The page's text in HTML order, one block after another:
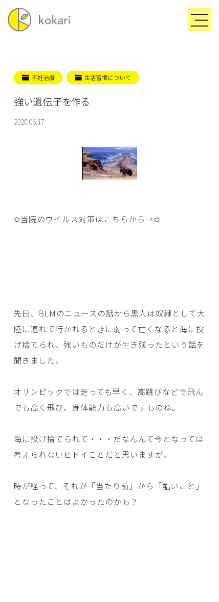
不妊治療 生活習慣について
強い遺伝子を作る
2020.06.17
✩当院のウイルス対策はこちらから→✩
先日、BLMのニュースの話から黒人は奴隷として大
陸に連れて行かれるときに弱って亡くなると海に投
げ捨てられ、強いものだけが生き残ったという話を
聞きました。
オリンピックでは走っても早く、高跳びなどで飛ん
でも高く飛び、身体能力も高いですものね。
海に投げ捨てられて・・・だなんんて今となっては
考えられないヒドイことだと思いますが、
時が経って、それが「当たり前」から「酷いこと」
となったことはよかったのかも？